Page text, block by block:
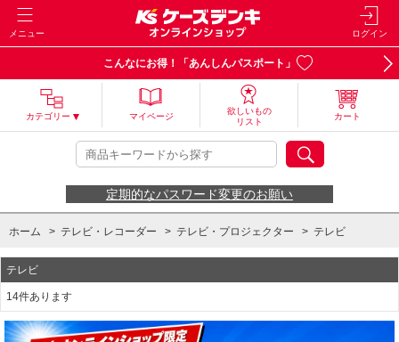
メニュー ログイン
こんなにお得！「あんしんパスポート」
カテゴリー マイページ
欲しいもの
リスト
カート
定期的なパスワード変更のお願い
ホーム > テレビ・レコーダー > テレビ・プロジェクター > テレビ
テレビ
14件あります